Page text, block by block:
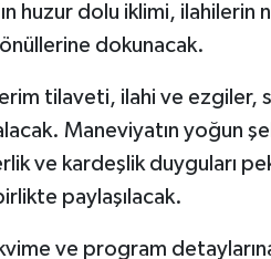
huzur dolu iklimi, ilahilerin
dokunacak.
tilaveti, ilahi ve ezgiler,
Maneviyatın yoğun
ve kardeşlik duyguları
paylaşılacak.
ve program